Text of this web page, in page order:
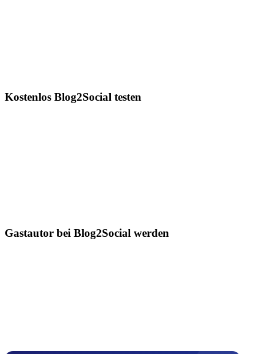
Kostenlos Blog2Social testen
Gastautor bei Blog2Social werden